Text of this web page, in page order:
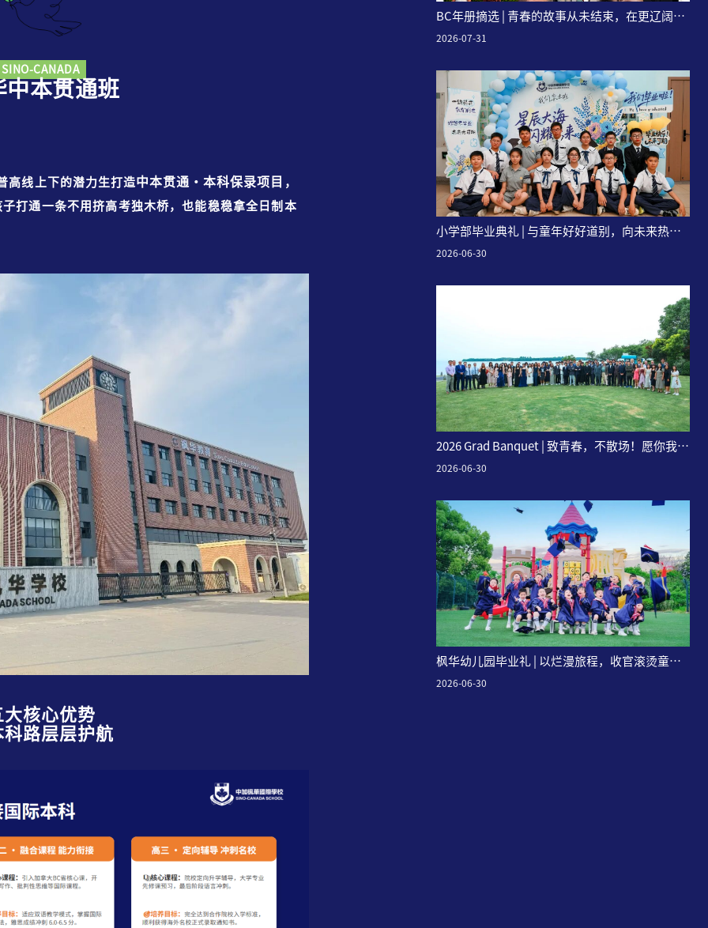
CANADA
中本贯通班
高线上下的潜力生打造中本贯通・本科保录项目 ，
打通一条不用挤高考独木桥，也能稳稳拿全日制本
大核心优势
科路层层护航
BC年册摘选 | 青春的故事从未结束，在更辽阔的
天地，继续闪闪发亮~
2026-07-31
小学部毕业典礼 | 与童年好好道别，向未来热烈
奔赴！
2026-06-30
2026 Grad Banquet | 致青春，不散场！愿你我奔
赴世界，灿若星辰~
2026-06-30
枫华幼儿园毕业礼 | 以烂漫旅程，收官滚烫童
年！
2026-06-30